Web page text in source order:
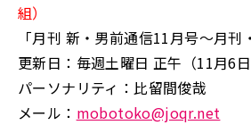
組）
「月刊 新・男前通信11月号～月刊
更新日：毎週土曜日 正午（11月6日
パーソナリティ：比留間俊哉
メール： mobotoko@joqr.net